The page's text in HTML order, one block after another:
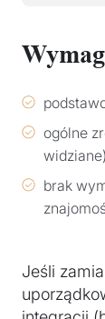
ogólne
widziane)
brak
Jeśli